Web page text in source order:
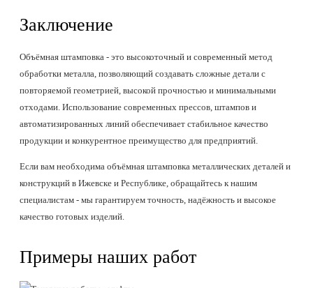
Заключение
Объёмная штамповка - это высокоточный и современный метод
обработки металла, позволяющий создавать сложные детали с
повторяемой геометрией, высокой прочностью и минимальными
отходами. Использование современных прессов, штампов и
автоматизированных линий обеспечивает стабильное качество
продукции и конкурентное преимущество для предприятий.
Если вам необходима объёмная штамповка металлических деталей и
конструкций в Ижевске и Республике, обращайтесь к нашим
специалистам - мы гарантируем точность, надёжность и высокое
качество готовых изделий.
Примеры наших работ